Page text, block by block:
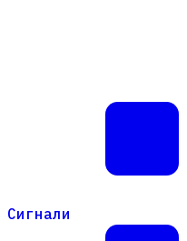
Сигнали